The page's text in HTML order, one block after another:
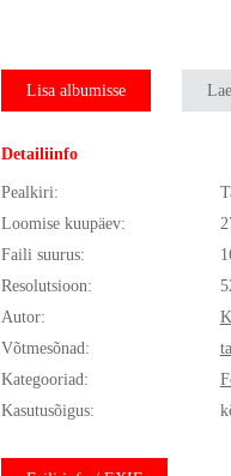
Lisa albumisse
Detailiinfo
Pealkiri:
Loomise kuupäev:
Faili suurus:
Resolutsioon:
Autor:
Võtmesõnad:
Kategooriad:
Kasutusõigus: